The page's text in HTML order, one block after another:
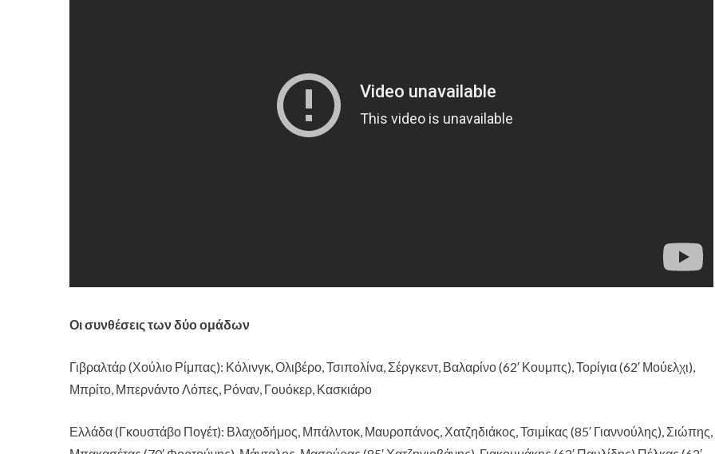
Οι συνθέσεις των δύο ομάδων
Γιβραλτάρ (Χούλιο Ρίμπας): Κόλινγκ, Ολιβέρο, Τσιπολίνα, Σέργκεντ, Βαλαρίνο (62′ Κουμπς), Τορίγια (62′ Μούελχι),
Μπρίτο, Μπερνάντο Λόπες, Ρόναν, Γουόκερ, Κασκιάρο
Ελλάδα (Γκουστάβο Πογέτ): Βλαχοδήμος, Μπάλντοκ, Μαυροπάνος, Χατζηδιάκος, Τσιμίκας (85′ Γιαννούλης), Σιώπης,